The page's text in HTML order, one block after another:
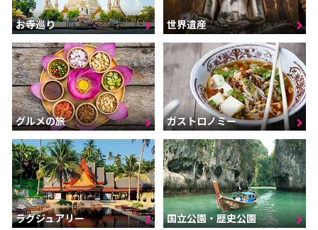
お寺巡り 世界遺産
グルメの旅 ガストロノミー
ラグジュアリー 国立公園・歴史公園